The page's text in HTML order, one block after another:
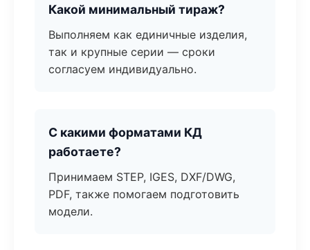
Какой минимальный тираж?
Выполняем как единичные изделия,
так и крупные серии — сроки
согласуем индивидуально.
С какими форматами КД
работаете?
Принимаем STEP, IGES, DXF/DWG,
PDF, также помогаем подготовить
модели.